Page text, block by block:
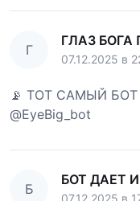
Г
ГЛАЗ
07.12.2025 в
📡 ТОТ САМЫЙ БОТ
@EyeBig_bot
Б
БОТ ДАЕТ
07.12.2025 в